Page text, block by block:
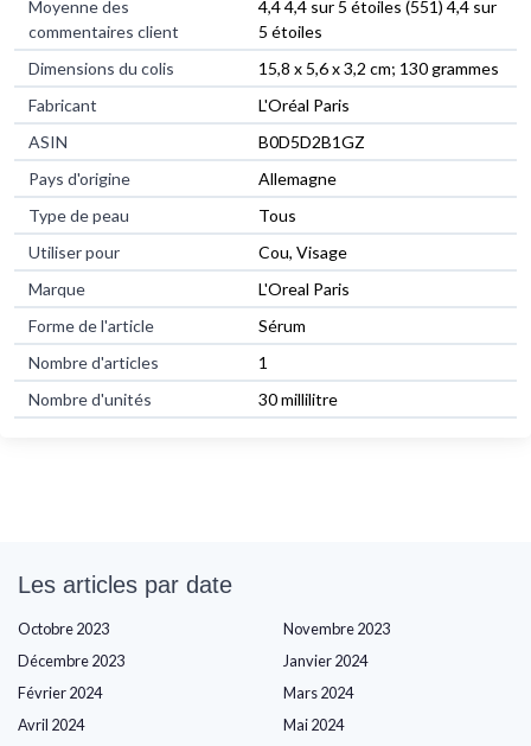
Moyenne des
commentaires client
4,4 4,4 sur 5 étoiles (551) 4,4 sur
5 étoiles
Dimensions du colis
15,8 x 5,6 x 3,2 cm; 130 grammes
Fabricant
L'Oréal Paris
ASIN
B0D5D2B1GZ
Pays d'origine
Allemagne
Type de peau
Tous
Utiliser pour
Cou, Visage
Marque
L'Oreal Paris
Forme de l'article
Sérum
Nombre d'articles
1
Nombre d'unités
30 millilitre
Les articles par date
Octobre 2023
Novembre 2023
Décembre 2023
Janvier 2024
Février 2024
Mars 2024
Avril 2024
Mai 2024